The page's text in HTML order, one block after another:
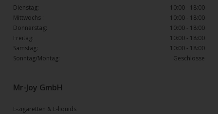
Mr-Joy GmbH
E-zigaretten & E-liquids
Dienstag:
10:00 - 18:00
Mittwochs :
10:00 - 18:00
Donnerstag:
10:00 - 18:00
Freitag:
10:00 - 18:00
Samstag:
10:00 - 18:00
Sonntag/Montag:
Geschlosse